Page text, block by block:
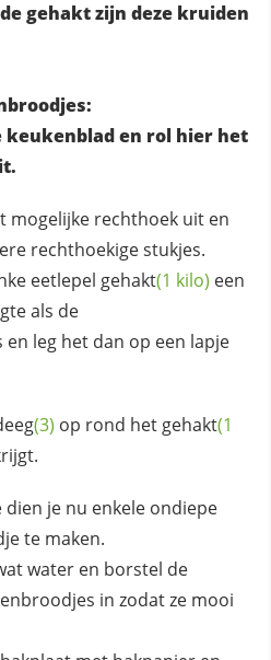
gehakt zijn deze kruiden
keukenblad en rol hier het
mogelijke rechthoek uit en
rechthoekige stukjes.
eetlepel gehakt(1 kilo) een
als de
leg het dan op een lapje
(3) op rond het gehakt(1
je nu enkele ondiepe
te maken.
water en borstel de
in zodat ze mooi